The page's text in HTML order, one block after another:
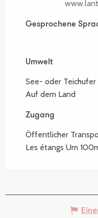
Gesprochene
Gesprochene
Umwelt
Umwelt
See- oder Teichufer
Auf dem Land
Zugang
Zugang
Öffentlicher
Les étangs Um